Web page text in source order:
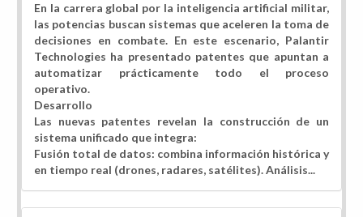
En la carrera global por la inteligencia artificial militar,
las potencias buscan sistemas que aceleren la toma de
decisiones en combate. En este escenario, Palantir
Technologies ha presentado patentes que apuntan a
automatizar prácticamente todo el proceso
operativo.
Desarrollo
Las nuevas patentes revelan la construcción de un
sistema unificado que integra:
Fusión total de datos: combina información histórica y
en tiempo real (drones, radares, satélites). Análisis...